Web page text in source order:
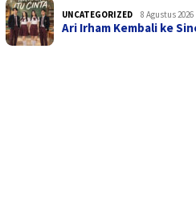
UNCATEGORIZED 8 Agustus 2026
Ari Irham Kembali ke